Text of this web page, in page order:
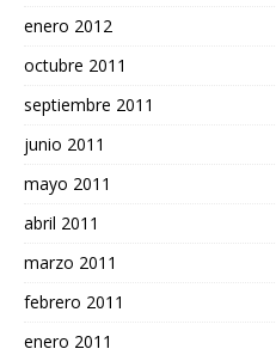
enero 2012
octubre 2011
septiembre 2011
junio 2011
mayo 2011
abril 2011
marzo 2011
febrero 2011
enero 2011